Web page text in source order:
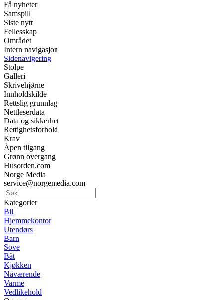
Få nyheter
Samspill
Siste nytt
Fellesskap
Området
Intern navigasjon
Sidenavigering
Stolpe
Galleri
Skrivehjørne
Innholdskilde
Rettslig grunnlag
Nettleserdata
Data og sikkerhet
Rettighetsforhold
Krav
Åpen tilgang
Grønn overgang
Husorden.com
Norge Media
service@norgemedia.com
Kategorier
Bil
Hjemmekontor
Utendørs
Barn
Sove
Båt
Kjøkken
Nåværende
Varme
Vedlikehold